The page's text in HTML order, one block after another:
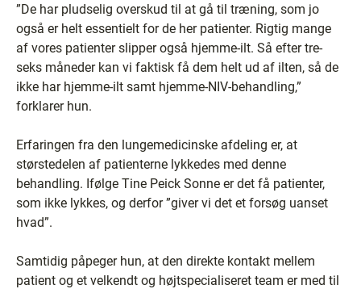
”De har pludselig overskud til at gå til træning, som jo
også er helt essentielt for de her patienter. Rigtig mange
af vores patienter slipper også hjemme-ilt. Så efter tre-
seks måneder kan vi faktisk få dem helt ud af ilten, så de
ikke har hjemme-ilt samt hjemme-NIV-behandling,”
forklarer hun.
Erfaringen fra den lungemedicinske afdeling er, at
størstedelen af patienterne lykkedes med denne
behandling. Ifølge Tine Peick Sonne er det få patienter,
som ikke lykkes, og derfor ”giver vi det et forsøg uanset
hvad”.
Samtidig påpeger hun, at den direkte kontakt mellem
patient og et velkendt og højtspecialiseret team er med til